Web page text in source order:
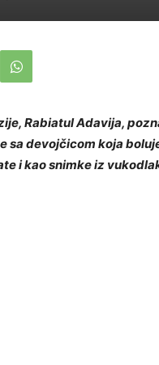
Rabiatul Adavija,
sa devojčicom koja
i kao snimke iz